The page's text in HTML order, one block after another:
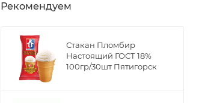
Рекомендуем
Стакан Пломбир
Настоящий ГОСТ 18%
100гр/30шт Пятигорск